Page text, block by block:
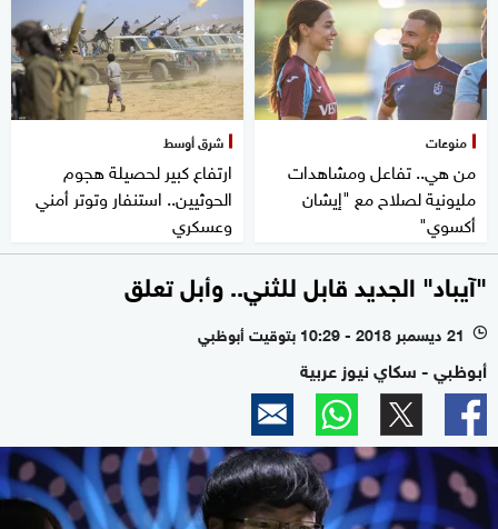
منوعات
من هي.. تفاعل ومشاهدات
مليونية لصلاح مع "إيشان
أكسوي"
شرق أوسط
ارتفاع كبير لحصيلة هجوم
الحوثيين.. استنفار وتوتر أمني
وعسكري
"آيباد" الجديد قابل للثني.. وأبل تعلق
l 21 ديسمبر 2018 - 10:29 بتوقيت أبوظبي
أبوظبي - سكاي نيوز عربية